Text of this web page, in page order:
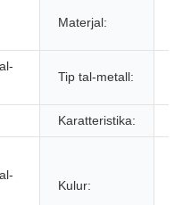
Materjal:
Tip tal-metall:
Karatteristika:
Kulur: